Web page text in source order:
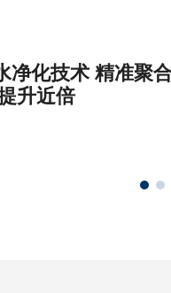
净化技术 精准聚
升近倍